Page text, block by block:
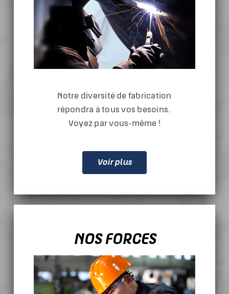
Notre diversité de fabrication
répondra à tous vos besoins.
Voyez par vous-même !
Voir plus
NOS FORCES